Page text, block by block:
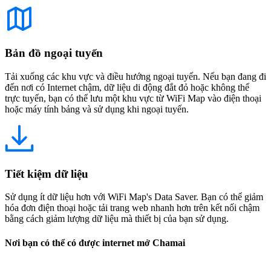
Bản đồ ngoại tuyến
Tải xuống các khu vực và điều hướng ngoại tuyến. Nếu bạn đang đi
đến nơi có Internet chậm, dữ liệu di động đắt đỏ hoặc không thể
trực tuyến, bạn có thể lưu một khu vực từ WiFi Map vào điện thoại
hoặc máy tính bảng và sử dụng khi ngoại tuyến.
Tiết kiệm dữ liệu
Sử dụng ít dữ liệu hơn với WiFi Map's Data Saver. Bạn có thể giảm
hóa đơn điện thoại hoặc tải trang web nhanh hơn trên kết nối chậm
bằng cách giảm lượng dữ liệu mà thiết bị của bạn sử dụng.
Nơi bạn có thể có được internet mở Chamai